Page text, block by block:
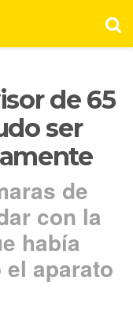
de 65
ser
de
con la
había
aparato